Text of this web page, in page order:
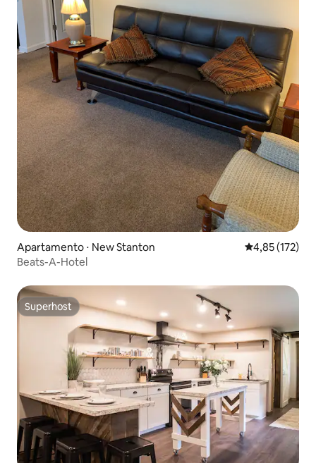
Apartamento ⋅ New Stanton 4,85 de uma
4,85 (172)
Beats-A-Hotel
Superhost
Superhost